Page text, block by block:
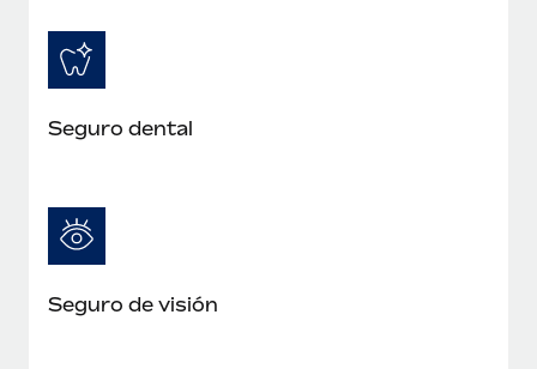
Seguro dental
Seguro de visión